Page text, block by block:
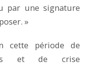
par une signature
»
cette période de
et de crise